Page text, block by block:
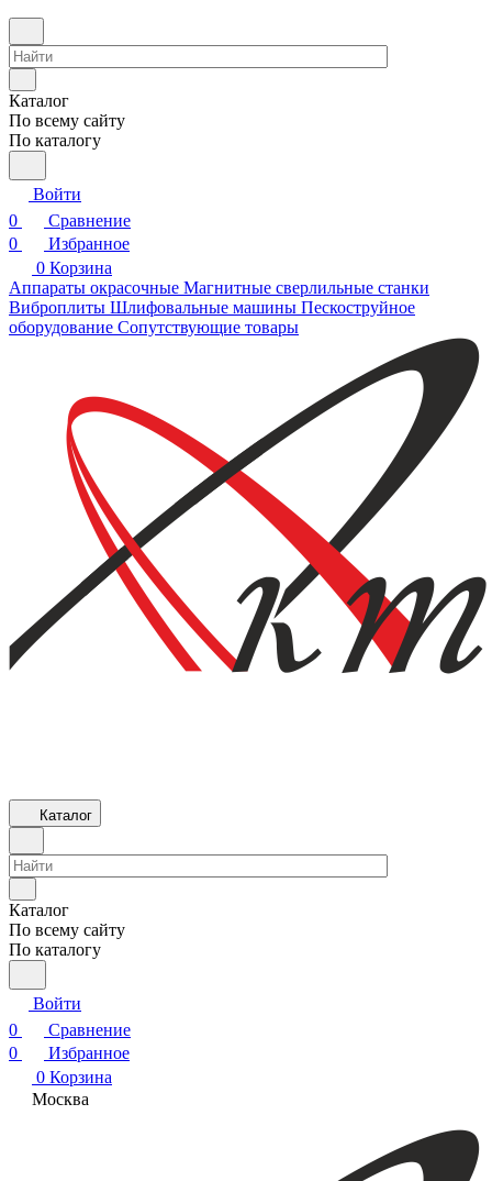
Каталог
По всему сайту
По каталогу
Войти
0
Сравнение
0
Избранное
0 Корзина
Аппараты окрасочные Магнитные сверлильные станки
Виброплиты Шлифовальные машины Пескоструйное
оборудование Сопутствующие товары
Каталог
Каталог
По всему сайту
По каталогу
Войти
0
Сравнение
0
Избранное
0 Корзина
Москва